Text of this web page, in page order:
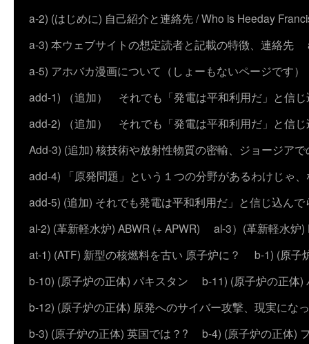
a-2) (はじめに) 自己紹介と連絡先 / Who is Heeday
a-3) 本ウェブサイトの想定読者と記載の特徴、連絡先
a-5) アホバカ漫画について（しょーもないページです）
add-1) （追加） それでも「発電は平和利用だ」と信
add-2) （追加） それでも「発電は平和利用だ」と信
Add-3) (追加) 核技術や放射性物質の密輸、ジョージアで
add-4) 「原発問題」という１つの分野があるわけじゃ
add-5) (追加) それでも発電は平和利用だ」と信じ込ん
al-2) (革新軽水炉) ABWR (+ APWR)
al-3）(革新軽水炉)
at-1) (ATF) 新型の核燃料を古い 原子炉に？
b-1) (原子
b-10) (原子炉の正体) パキスタン
b-11) (原子炉の正体)
b-12) (原子炉の正体) 原発へのサイバー攻撃、現実にな
b-3) (原子炉の正体) 英国では？?
b-4) (原子炉の正体)